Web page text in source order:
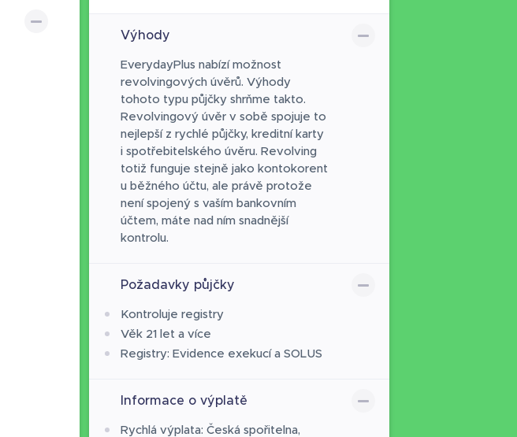
Výhody
EverydayPlus nabízí možnost
revolvingových úvěrů. Výhody
tohoto typu půjčky shrňme takto.
Revolvingový úvěr v sobě spojuje to
nejlepší z rychlé půjčky, kreditní karty
i spotřebitelského úvěru. Revolving
totiž funguje stejně jako kontokorent
u běžného účtu, ale právě protože
není spojený s vaším bankovním
účtem, máte nad ním snadnější
kontrolu.
Požadavky půjčky
Kontroluje registry
Věk 21 let a více
Registry: Evidence exekucí a SOLUS
Informace o výplatě
Rychlá výplata: Česká spořitelna,